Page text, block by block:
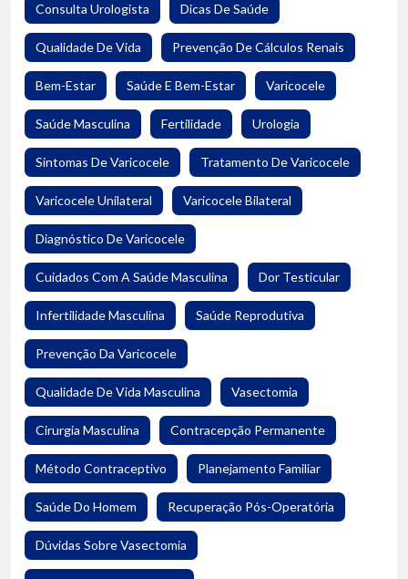
Consulta Urologista Dicas De Saúde
Qualidade De Vida Prevenção De Cálculos Renais
Bem-Estar Saúde E Bem-Estar Varicocele
Saúde Masculina Fertilidade Urologia
Sintomas De Varicocele Tratamento De Varicocele
Varicocele Unilateral Varicocele Bilateral
Diagnóstico De Varicocele
Cuidados Com A Saúde Masculina Dor Testicular
Infertilidade Masculina Saúde Reprodutiva
Prevenção Da Varicocele
Qualidade De Vida Masculina Vasectomia
Cirurgia Masculina Contracepção Permanente
Método Contraceptivo Planejamento Familiar
Saúde Do Homem Recuperação Pós-Operatória
Dúvidas Sobre Vasectomia